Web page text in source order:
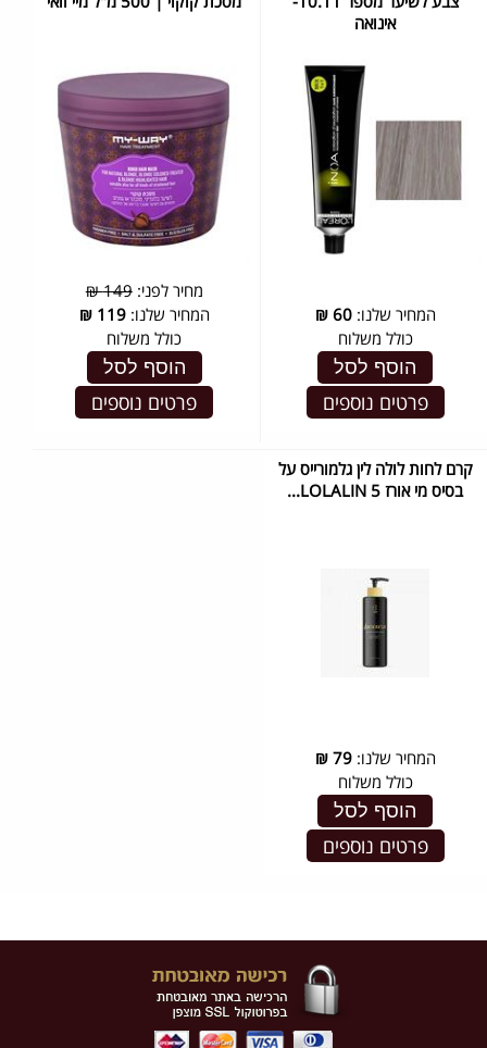
אינואה
המחיר שלנו:60
₪
כולל משלוח
הוסף לסל
פרטים נוספים
מחיר לפני:149 ₪
המחיר שלנו:119
₪
כולל משלוח
הוסף לסל
פרטים נוספים
קרם לחות לולה לין גלמורייס על
בסיס מי אורז LOLALIN 5...
המחיר שלנו:79
₪
כולל משלוח
הוסף לסל
פרטים נוספים